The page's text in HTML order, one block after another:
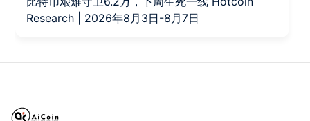
Research | 2026年8月3日-8月7日